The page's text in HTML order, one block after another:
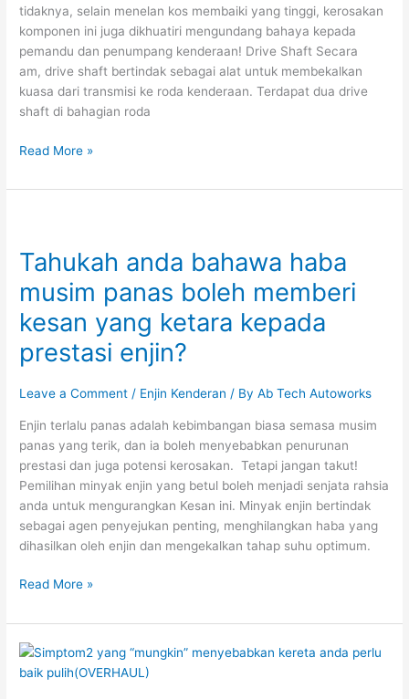
tidaknya, selain menelan kos membaiki yang tinggi, kerosakan
komponen ini juga dikhuatiri mengundang bahaya kepada
pemandu dan penumpang kenderaan! Drive Shaft Secara
am, drive shaft bertindak sebagai alat untuk membekalkan
kuasa dari transmisi ke roda kenderaan. Terdapat dua drive
shaft di bahagian roda
Read More »
Tahukah anda bahawa haba
musim panas boleh memberi
kesan yang ketara kepada
prestasi enjin?
Leave a Comment / Enjin Kenderan / ByAb Tech Autoworks
Enjin terlalu panas adalah kebimbangan biasa semasa musim
panas yang terik, dan ia boleh menyebabkan penurunan
prestasi dan juga potensi kerosakan. Tetapi jangan takut!
Pemilihan minyak enjin yang betul boleh menjadi senjata rahsia
anda untuk mengurangkan Kesan ini. Minyak enjin bertindak
sebagai agen penyejukan penting, menghilangkan haba yang
dihasilkan oleh enjin dan mengekalkan tahap suhu optimum.
bahawa
musim
panas
memberi
yang
ketara
prestasi
enjin?
Read More »
Simptom2
yang